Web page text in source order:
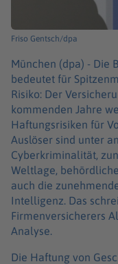
Friso Gentsch/dpa
München (dpa) - Die
bedeutet für
Risiko: Der
kommenden Jahre
Haftungsrisiken für
Auslöser sind unter
Cyberkriminalität,
Weltlage,
auch die
Intelligenz. Das
Firmenversicherers
Analyse.
Die Haftung von